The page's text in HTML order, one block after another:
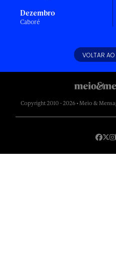
Dezembro
Caboré
VOLTAR
Copyright 2010 - 2026 • Meio &